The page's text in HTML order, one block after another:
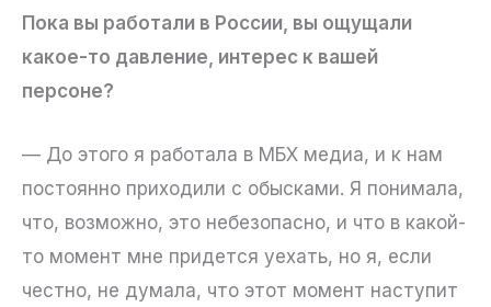
Пока вы работали в России, вы ощущали
какое-то давление, интерес к вашей
персоне?
— До этого я работала в МБХ медиа, и к нам
постоянно приходили с обысками. Я понимала,
что, возможно, это небезопасно, и что в какой-
то момент мне придется уехать, но я, если
честно, не думала, что этот момент наступит